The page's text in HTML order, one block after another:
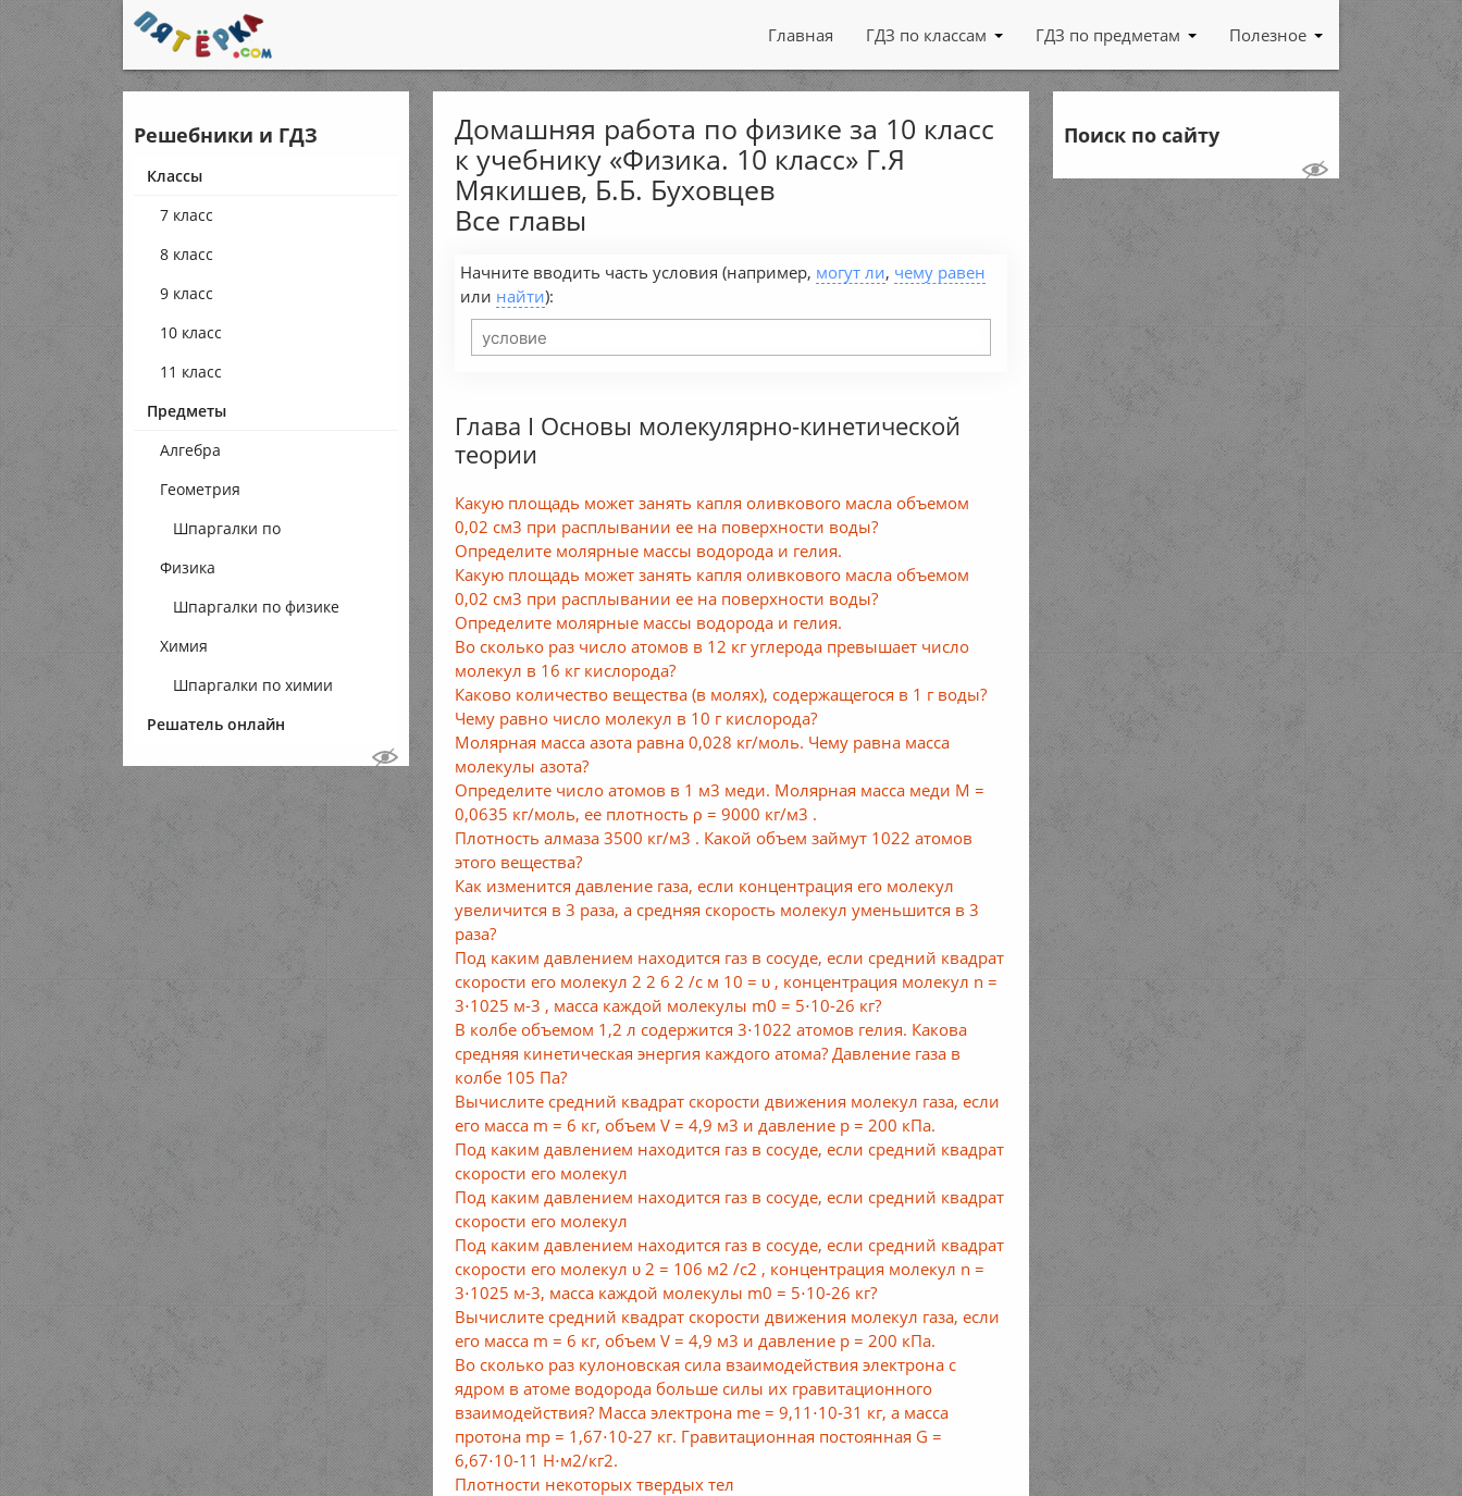
Главная ГДЗ по классам ГДЗ по предметам Полезное
Решебники и ГДЗ
Классы
7 класс
8 класс
9 класс
10 класс
11 класс
Предметы
Алгебра
Геометрия
Шпаргалки по
геометрии
Физика
Шпаргалки по физике
Химия
Шпаргалки по химии
Решатель онлайн
Домашняя работа по физике за 10 класс
к учебнику «Физика. 10 класс» Г.Я
Мякишев, Б.Б. Буховцев
Все главы
Начните вводить часть условия (например, могут ли, чему равен
или найти):
Глава I Основы молекулярно-кинетической
теории
Какую площадь может занять капля оливкового масла объемом
0,02 см3 при расплывании ее на поверхности воды?
Определите молярные массы водорода и гелия.
Какую площадь может занять капля оливкового масла объемом
0,02 см3 при расплывании ее на поверхности воды?
Определите молярные массы водорода и гелия.
Во сколько раз число атомов в 12 кг углерода превышает число
молекул в 16 кг кислорода?
Каково количество вещества (в молях), содержащегося в 1 г воды?
Чему равно число молекул в 10 г кислорода?
Молярная масса азота равна 0,028 кг/моль. Чему равна масса
молекулы азота?
Определите число атомов в 1 м3 меди. Молярная масса меди М =
0,0635 кг/моль, ее плотность ρ = 9000 кг/м3 .
Плотность алмаза 3500 кг/м3 . Какой объем займут 1022 атомов
этого вещества?
Как изменится давление газа, если концентрация его молекул
увеличится в 3 раза, а средняя скорость молекул уменьшится в 3
раза?
Под каким давлением находится газ в сосуде, если средний квадрат
скорости его молекул 2 2 6 2 /с м 10 = υ , концентрация молекул n =
3⋅1025 м-3 , масса каждой молекулы m0 = 5⋅10-26 кг?
В колбе объемом 1,2 л содержится 3⋅1022 атомов гелия. Какова
средняя кинетическая энергия каждого атома? Давление газа в
колбе 105 Па?
Вычислите средний квадрат скорости движения молекул газа, если
его масса m = 6 кг, объем V = 4,9 м3 и давление р = 200 кПа.
Под каким давлением находится газ в сосуде, если средний квадрат
скорости его молекул
Под каким давлением находится газ в сосуде, если средний квадрат
скорости его молекул
Под каким давлением находится газ в сосуде, если средний квадрат
скорости его молекул υ 2 = 106 м2 /с2 , концентрация молекул n =
3⋅1025 м-3, масса каждой молекулы m0 = 5⋅10-26 кг?
Вычислите средний квадрат скорости движения молекул газа, если
его масса m = 6 кг, объем V = 4,9 м3 и давление р = 200 кПа.
Во сколько раз кулоновская сила взаимодействия электрона с
ядром в атоме водорода больше силы их гравитационного
взаимодействия? Масса электрона me = 9,11⋅10-31 кг, а масса
протона mp = 1,67⋅10-27 кг. Гравитационная постоянная G =
6,67⋅10-11 Н⋅м2/кг2.
Плотности некоторых твердых тел
Поиск по сайту